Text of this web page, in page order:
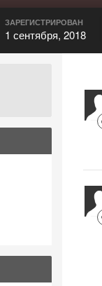
ЗАРЕГИСТРИРОВАН
1 сентября, 2018